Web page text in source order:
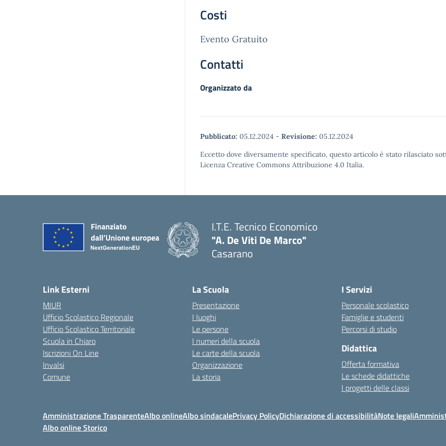
Costi
Evento Gratuito
Contatti
Organizzato da
Pubblicato: 05.12.2024 - Revisione: 05.12.2024
Eccetto dove diversamente specificato, questo articolo è stato rilasciato
Licenza Creative Commons Attribuzione 4.0 Italia.
I.T.E. Tecnico Economico
"A. De Viti De Marco"
Casarano
Link Esterni
MIUR
Ufficio Scolastico Regionale
Ufficio Scolastico Territoriale
Scuola in Chiaro
Iscrizioni On Line
Invalsi
Comune
La Scuola
Presentazione
I luoghi
Le persone
I numeri della scuola
Le carte della scuola
Organizzazione
La storia
I Servizi
Personale scolastico
Famiglie e studenti
Percorsi di studio
Didattica
Offerta formativa
Le schede didattiche
I progetti delle classi
Amministrazione TrasparenteAlbo onlineAlbo sindacalePrivacy PolicyDichiarazione di accessibilitàNote legali
Albo online Storico